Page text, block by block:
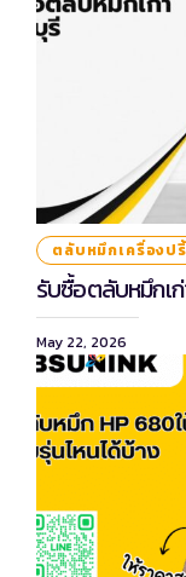
ตลับหมึกเครื่องป
รับซื้อตลับหมึกเ
May 22, 2026